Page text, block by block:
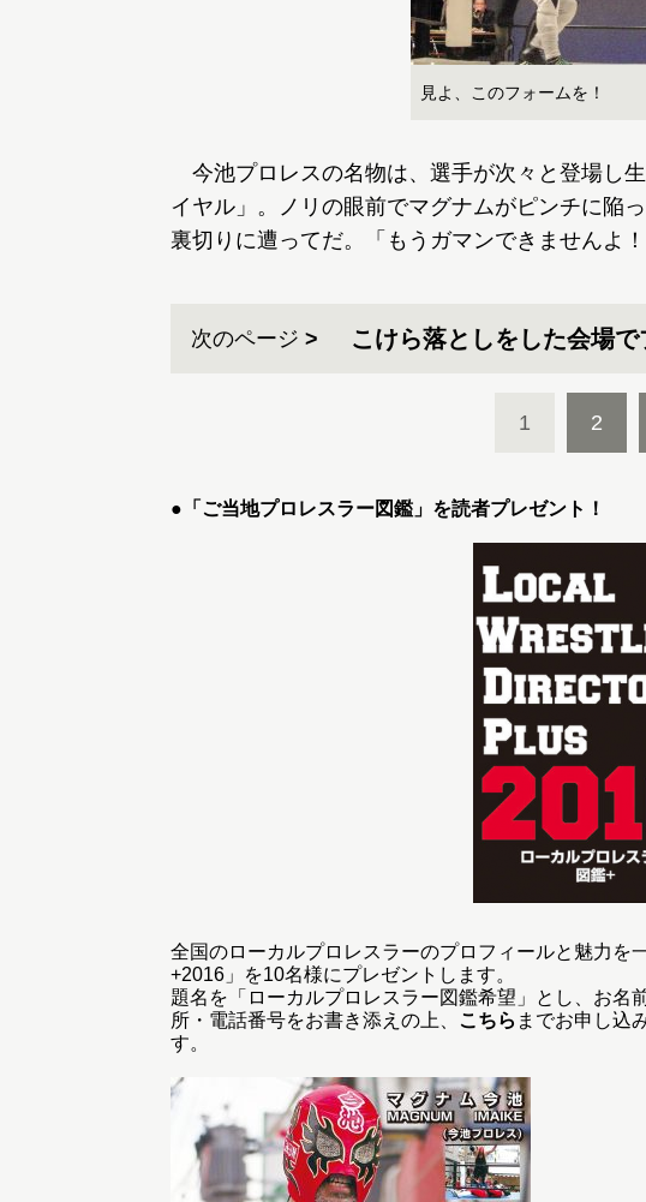
見よ、このフォームを！
今池プロレスの名物は、選手が次々と登場し
イヤル」。ノリの眼前でマグナムがピンチに陥
裏切りに遭ってだ。「もうガマンできませんよ
次のページ こけら落としをした会場
1 2
●「ご当地プロレスラー図鑑」を読者プレゼント！
全国のローカルプロレスラーのプロフィールと魅力を
+2016」を10名様にプレゼントします。
題名を「ローカルプロレスラー図鑑希望」とし、お名
所・電話番号をお書き添えの上、 こちら までお申し込
す。